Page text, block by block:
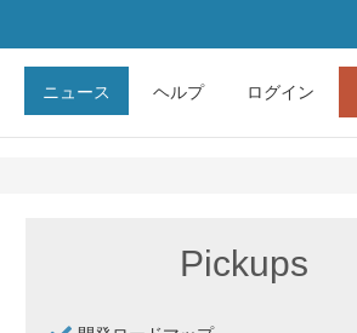
ニュース ヘルプ ログイン
Pickups